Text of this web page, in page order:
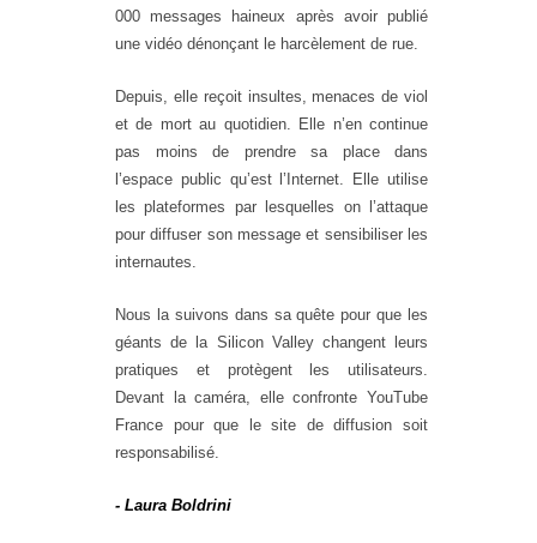
000 messages haineux après avoir publié
une vidéo dénonçant le harcèlement de rue.
Depuis, elle reçoit insultes, menaces de viol
et de mort au quotidien. Elle n’en continue
pas moins de prendre sa place dans
l’espace public qu’est l’Internet. Elle utilise
les plateformes par lesquelles on l’attaque
pour diffuser son message et sensibiliser les
internautes.
Nous la suivons dans sa quête pour que les
géants de la Silicon Valley changent leurs
pratiques et protègent les utilisateurs.
Devant la caméra, elle confronte YouTube
France pour que le site de diffusion soit
responsabilisé.
- Laura Boldrini